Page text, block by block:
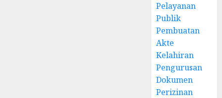
Pelayanan
Publik
Pembuatan
Akte
Kelahiran
Pengurusan
Dokumen
Perizinan